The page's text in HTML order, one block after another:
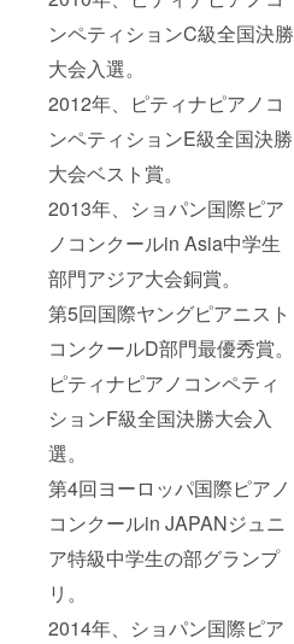
ンペティションC級全国決勝
大会入選。
2012年、ピティナピアノコ
ンペティションE級全国決勝
大会ベスト賞。
2013年、ショパン国際ピア
ノコンクールin Asia中学生
部門アジア大会銅賞。
第5回国際ヤングピアニスト
コンクールD部門最優秀賞。
ピティナピアノコンペティ
ションF級全国決勝大会入
選。
第4回ヨーロッパ国際ピアノ
コンクールin JAPANジュニ
ア特級中学生の部グランプ
リ。
2014年、ショパン国際ピア